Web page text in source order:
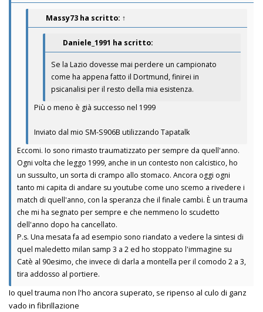
Massy73 ha scritto: ↑
Daniele_1991 ha scritto:
Se la Lazio dovesse mai perdere un campionato
come ha appena fatto il Dortmund, finirei in
psicanalisi per il resto della mia esistenza.
Più o meno è già successo nel 1999
Inviato dal mio SM-S906B utilizzando Tapatalk
Eccomi. Io sono rimasto traumatizzato per sempre da quell'anno.
Ogni volta che leggo 1999, anche in un contesto non calcistico, ho
un sussulto, un sorta di crampo allo stomaco. Ancora oggi ogni
tanto mi capita di andare su youtube come uno scemo a rivedere i
match di quell'anno, con la speranza che il finale cambi. È un trauma
che mi ha segnato per sempre e che nemmeno lo scudetto
dell'anno dopo ha cancellato.
P.s. Una mesata fa ad esempio sono riandato a vedere la sintesi di
quel maledetto milan samp 3 a 2 ed ho stoppato l'immagine su
Catè al 90esimo, che invece di darla a montella per il comodo 2 a 3,
tira addosso al portiere.
Io quel trauma non l'ho ancora superato, se ripenso al culo di ganz
vado in fibrillazione